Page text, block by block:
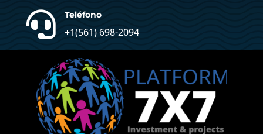
 Teléfono
+1(561) 698-2094